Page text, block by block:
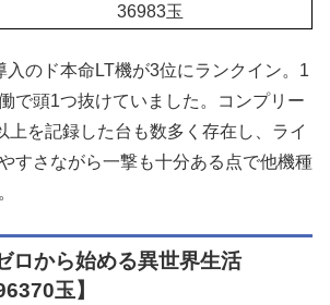
36983玉
入のド本命LT機が3位にランクイン。1
で頭1つ抜けていました。コンプリー
上を記録した台も数多く存在し、ライ
すさながら一撃も十分ある点で他機種
ロから始める異世界生活
玉】